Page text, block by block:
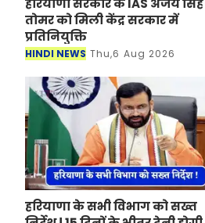
तोमर को मिली केंद्र सरकार में
प्रतिनियुक्ति
HINDI NEWS Thu,6 Aug 2026
हरियाणा के सभी विभाग को सख्त